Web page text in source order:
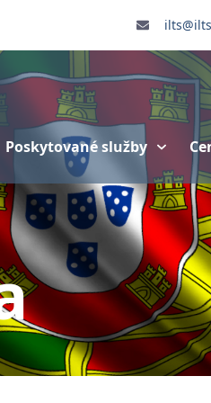
Poskytované služby